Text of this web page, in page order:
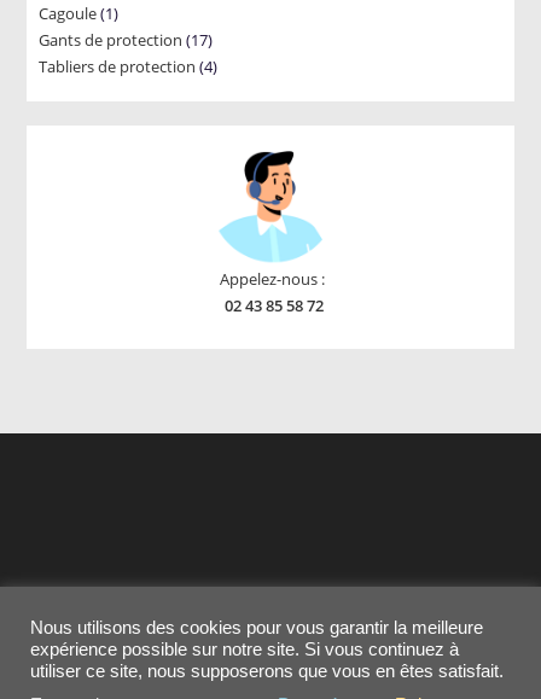
Cagoule 11
product
Gants de protection 1717
products
Tabliers de protection 44
Appelez-nous :
02 43 85 58 72
Contactez-nous
MENTIONS LEGALES
Conditions générales de vente
Cookies
Nous utilisons des cookies pour vous garantir la meilleure
expérience possible sur notre site. Si vous continuez à
utiliser ce site, nous supposerons que vous en êtes satisfait.